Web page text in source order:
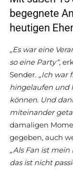
begegnete
heutigen
„Es war eine
so eine Party“,
Sender. „Ich war
hingelaufen und
können. Und
miteinander
damaligen
gegeben, auch
„Als Fan ist
das ist nicht